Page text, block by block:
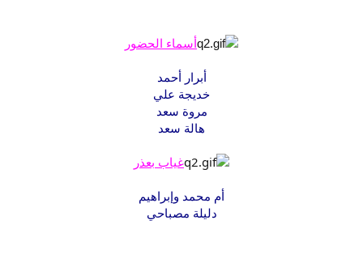
أسماء الحضور
أبرار أحمد
خديجة علي
مروة سعد
هالة سعد
غياب بعذر
أم محمد وإبراهيم
دليلة مصباحي